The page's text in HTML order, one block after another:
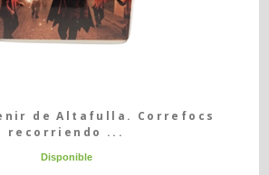
de Altafulla. Correfocs
recorriendo ...
Disponible